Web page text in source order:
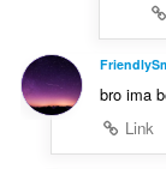
bro ima
Link